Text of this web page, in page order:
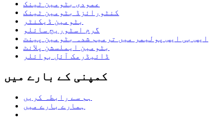
عمودی بٹومین ٹینک
کنٹورائزڈ بٹومین ٹینک
بٹومین ڈیکنٹر
گرم اسٹوریج سائلو
ایس بی ایس پولیمر میں ترمیم شدہ بٹومین پینت
بٹومین ایملسشن پلانٹ
ڈائیڈرمک آئل بوائلر
کمپنی کے بارے میں
ہم سے رابطہ کریں
ہمارے بارے میں